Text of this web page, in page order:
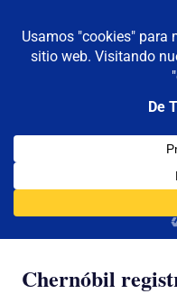
contenido
De todo un
Reflexiones,
Viajes
Categoría:
Chernóbil